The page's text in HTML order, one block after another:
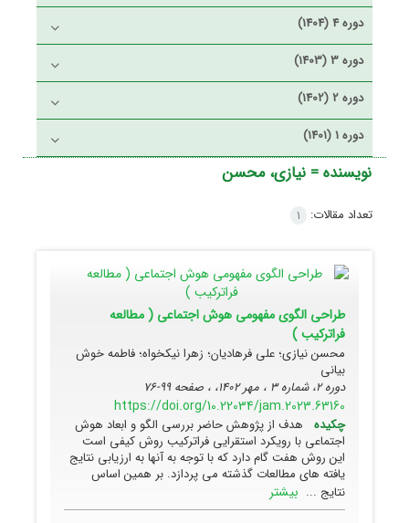
دوره 4 (1404)
دوره 3 (1403)
دوره 2 (1402)
دوره 1 (1401)
نویسنده = نیازی، محسن
تعداد مقالات: 1
طراحی الگوی مفهومی هوش اجتماعی ( مطالعه
فراترکیب )
محسن نیازی؛ علی فرهادیان؛ زهرا نیکخواه؛ فاطمه خوش
بیانی
دوره 2، شماره 3 ، مهر 1402، ، صفحه
99-76
https://doi.org/10.22034/jam.2023.63160
چکیده
هدف از پژوهش حاضر بررسی الگو و ابعاد هوش
اجتماعی با رویکرد استقرایی فراترکیب روش کیفی است
این روش هفت گام دارد که با توجه به آنها به ارزیابی نتایج
یافته های مطالعات گذشته می پردازد. بر همین اساس
نتایج ... بیشتر